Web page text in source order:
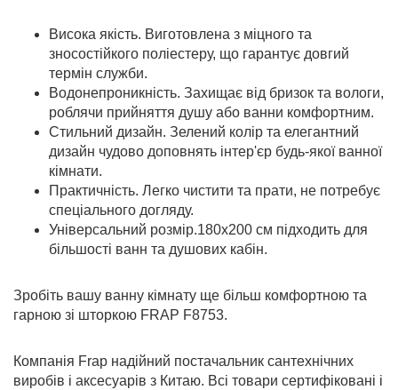
Висока якість. Виготовлена з міцного та
зносостійкого поліестеру, що гарантує довгий
термін служби.
Водонепроникність. Захищає від бризок та вологи,
роблячи прийняття душу або ванни комфортним.
Стильний дизайн. Зелений колір та елегантний
дизайн чудово доповнять інтер'єр будь-якої ванної
кімнати.
Практичність. Легко чистити та прати, не потребує
спеціального догляду.
Універсальний розмір.180х200 см підходить для
більшості ванн та душових кабін.
Зробіть вашу ванну кімнату ще більш комфортною та
гарною зі шторкою FRAP F8753.
Компанія Frap надійний постачальник сантехнічних
виробів і аксесуарів з Китаю. Всі товари сертифіковані і